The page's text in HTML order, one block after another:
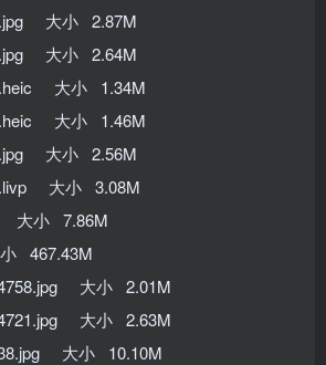
大小 2.87M
大小 2.64M
大小 1.34M
大小 1.46M
大小 2.56M
大小 3.08M
大小 7.86M
467.43M
大小 2.01M
大小 2.63M
大小 10.10M